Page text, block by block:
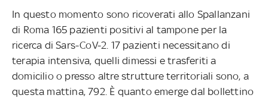
In questo momento sono ricoverati allo Spallanzani
di Roma 165 pazienti positivi al tampone per la
ricerca di Sars-CoV-2. 17 pazienti necessitano di
terapia intensiva, quelli dimessi e trasferiti a
domicilio o presso altre strutture territoriali sono, a
questa mattina, 792. È quanto emerge dal bollettino